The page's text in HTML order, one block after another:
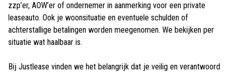
zzp’er, AOW’er of ondernemer in aanmerking voor een private
leaseauto. Ook je woonsituatie en eventuele schulden of
achterstallige betalingen worden meegenomen. We bekijken per
situatie wat haalbaar is.
Bij Justlease vinden we het belangrijk dat je veilig en verantwoord